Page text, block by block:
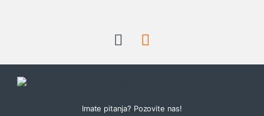
Imate pitanja? Pozovite nas!